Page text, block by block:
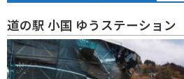
道の駅 小国 ゆうステーション